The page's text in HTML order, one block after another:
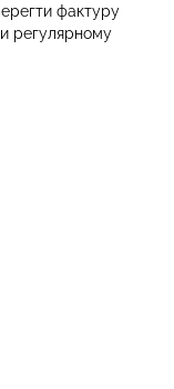
фактуру
регулярному